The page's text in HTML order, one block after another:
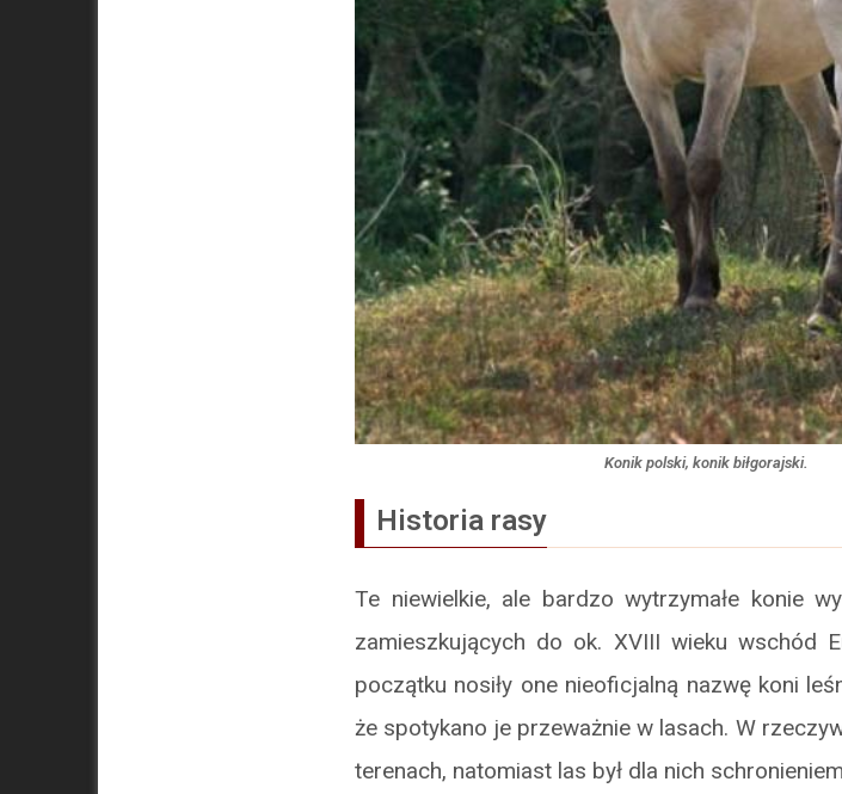
Konik polski, konik biłgorajski.
Historia rasy
Te niewielkie, ale bardzo wytrzymałe konie
zamieszkujących do ok. XVIII wieku wschód
początku nosiły one nieoficjalną nazwę koni
że spotykano je przeważnie w lasach. W
terenach, natomiast las był dla nich